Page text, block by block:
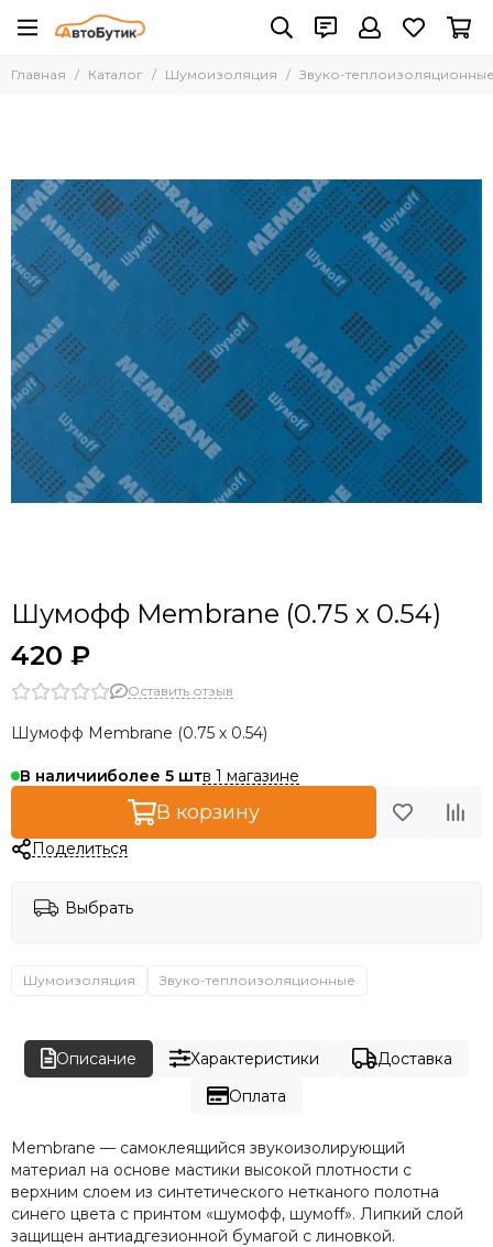
Шумоизоляция
Инструмент
Уплотнительные
Шумопоглотители
Главная Каталог Шумоизоляция Звуко-
Шумофф Membrane (0.75 х 0.54)
420 ₽
Оставить отзыв
Шумофф Membrane (0.75 х 0.54)
В наличииболее 5 в 1 магазине
В корзину
Поделиться
Выбрать
Шумоизоляция Звуко-теплоизоляционные
Описание Характеристики
Доставка
Оплата
Membrane — самоклеящийся звукоизолирующий
материал на основе мастики высокой плотности с
верхним слоем из синтетического нетканого полотна
синего цвета с принтом «шумофф, шумoff». Липкий слой
защищен антиадгезионной бумагой с линовкой.